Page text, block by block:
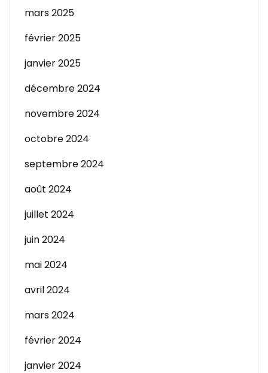
mars 2025
février 2025
janvier 2025
décembre 2024
novembre 2024
octobre 2024
septembre 2024
août 2024
juillet 2024
juin 2024
mai 2024
avril 2024
mars 2024
février 2024
janvier 2024